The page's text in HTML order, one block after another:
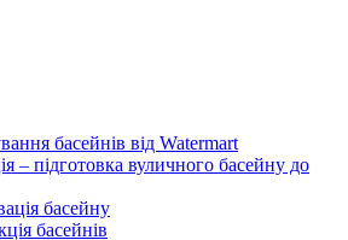
басейнів від Watermart
– підготовка вуличного басейну до
басейну
басейнів